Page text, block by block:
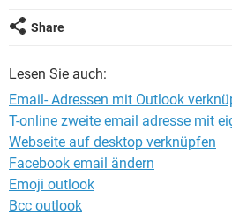
Share
Lesen Sie auch:
Email- Adressen mit Outlook
T-online zweite email adresse mit
Webseite auf desktop verknüpfen
Facebook email ändern
Emoji outlook
Bcc outlook